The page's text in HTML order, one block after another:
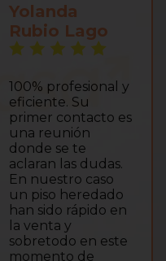
Aleix Cuello
Civit
La verdad es que
estamos muy
contentos con el
servicio que nos
ofreció Zakaria.
Una persona
profesional y
que nos gestionó
tanto la venta de
un inmueble
como la compra
de otro. Siempre